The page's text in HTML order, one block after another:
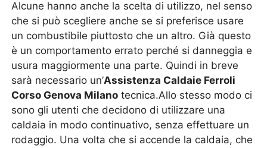
Alcune hanno anche la scelta di utilizzo, nel senso
che si può scegliere anche se si preferisce usare
un combustibile piuttosto che un altro. Già questo
è un comportamento errato perché si danneggia e
usura maggiormente una parte. Quindi in breve
sarà necessario un’Assistenza Caldaie Ferroli
Corso Genova Milano tecnica.Allo stesso modo ci
sono gli utenti che decidono di utilizzare una
caldaia in modo continuativo, senza effettuare un
rodaggio. Una volta che si accende la caldaia, che